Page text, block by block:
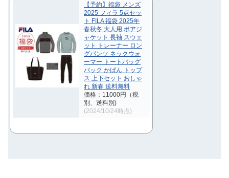
【予約】福袋 メンズ
2025 フィラ 5点セッ
ト FILA 福袋 2025年
春秋冬 大人用 ボアジ
ャケット 長袖 スウェ
ット トレーナー ロン
グパンツ ネックウォ
ーマー トートバッグ
バック かばん トップ
ス 上下セット おしゃ
れ 新春 送料無料
価格：11000円（税
別、送料別)
(2024/10/24時点)